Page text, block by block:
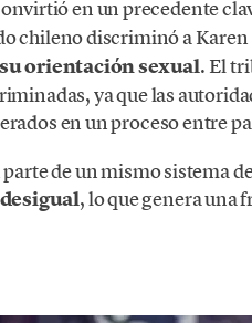
en un precedente
chileno discriminó a
orientación sexual. El
ya que las
en un proceso entre
de un mismo sistema
, lo que genera una